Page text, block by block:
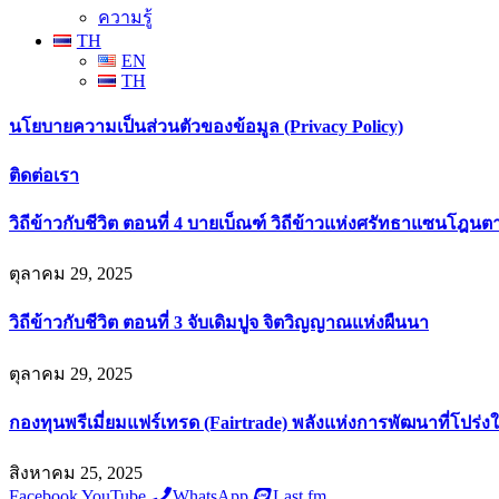
ความรู้
TH
EN
TH
นโยบายความเป็นส่วนตัวของข้อมูล (Privacy Policy)
ติดต่อเรา
วิถีข้าวกับชีวิต ตอนที่ 4 บายเบ็ณฑ์ วิถีข้าวแห่งศรัทธาแซนโฎนต
ตุลาคม 29, 2025
วิถีข้าวกับชีวิต ตอนที่ 3 จับเดิมปูจ จิตวิญญาณแห่งผืนนา
ตุลาคม 29, 2025
กองทุนพรีเมี่ยมแฟร์เทรด (Fairtrade) พลังแห่งการพัฒนาที่โปร่ง
สิงหาคม 25, 2025